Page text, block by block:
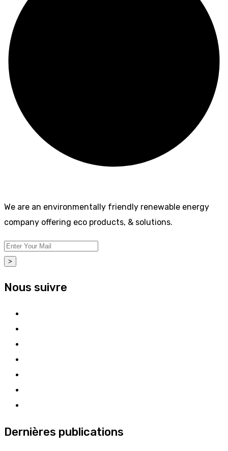
We are an environmentally friendly renewable energy
company offering eco products, & solutions.
>
Nous suivre
Dernières publications